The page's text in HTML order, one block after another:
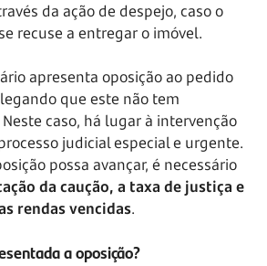
da ação de despejo, caso o
recuse a entregar o imóvel.
apresenta oposição ao pedido
que este não tem
caso, há lugar à intervenção
judicial especial e urgente.
possa avançar, é necessário
da caução, a taxa de justiça e
rendas vencidas.
a oposição?